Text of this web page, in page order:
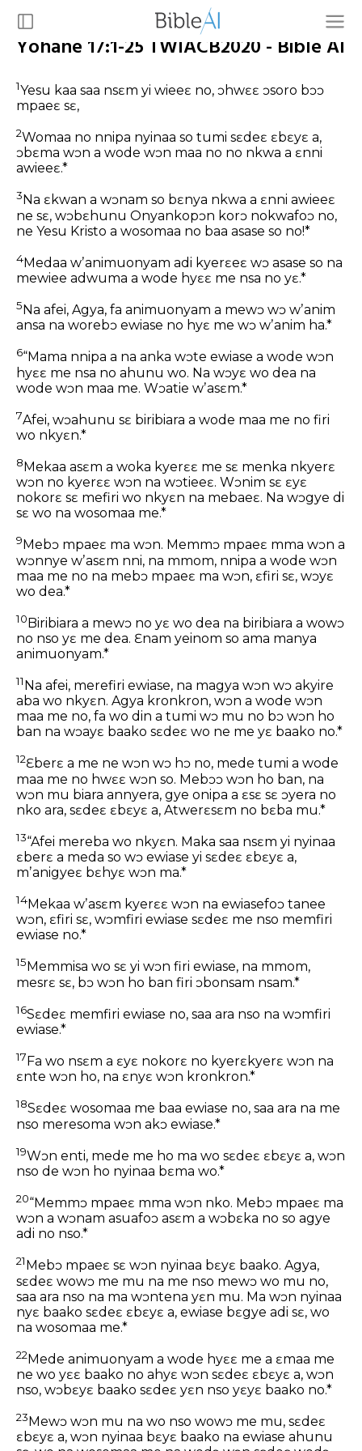
Yohane 17:1-25 TWIACB2020 - Bible AI
1Yesu kaa saa nsɛm yi wieeɛ no, ɔhwɛɛ ɔsoro bɔɔ
mpaeɛ sɛ,
2Womaa no nnipa nyinaa so tumi sɛdeɛ ɛbɛyɛ a,
ɔbɛma wɔn a wode wɔn maa no no nkwa a ɛnni
awieeɛ.*
3 Na ɛkwan a wɔnam so bɛnya nkwa a ɛnni awieeɛ
ne sɛ, wɔbɛhunu Onyankopɔn korɔ nokwafoɔ no,
ne Yesu Kristo a wosomaa no baa asase so no!*
4Medaa wʼanimuonyam adi kyerɛeɛ wɔ asase so na
mewiee adwuma a wode hyɛɛ me nsa no yɛ.*
5 Na afei, Agya, fa animuonyam a mewɔ wɔ wʼanim
ansa na worebɔ ewiase no hyɛ me wɔ wʼanim ha.*
6“Mama nnipa a na anka wɔte ewiase a wode wɔn
hyɛɛ me nsa no ahunu wo. Na wɔyɛ wo dea na
wode wɔn maa me. Wɔatie wʼasɛm.*
7Afei, wɔahunu sɛ biribiara a wode maa me no firi
wo nkyɛn.*
8 Mekaa asɛm a woka kyerɛɛ me sɛ menka nkyerɛ
wɔn no kyerɛɛ wɔn na wɔtieeɛ. Wɔnim sɛ ɛyɛ
nokorɛ sɛ mefiri wo nkyɛn na mebaeɛ. Na wɔgye di
sɛ wo na wosomaa me.*
9 Mebɔ mpaeɛ ma wɔn. Memmɔ mpaeɛ mma wɔn a
wɔnnye wʼasɛm nni, na mmom, nnipa a wode wɔn
maa me no na mebɔ mpaeɛ ma wɔn, ɛfiri sɛ, wɔyɛ
wo dea.*
10Biribiara a mewɔ no yɛ wo dea na biribiara a wowɔ
no nso yɛ me dea. Ɛnam yeinom so ama manya
animuonyam.*
11 Na afei, merefiri ewiase, na magya wɔn wɔ akyire
aba wo nkyɛn. Agya kronkron, wɔn a wode wɔn
maa me no, fa wo din a tumi wɔ mu no bɔ wɔn ho
ban na wɔayɛ baako sɛdeɛ wo ne me yɛ baako no.*
12Ɛberɛ a me ne wɔn wɔ hɔ no, mede tumi a wode
maa me no hwɛɛ wɔn so. Mebɔɔ wɔn ho ban, na
wɔn mu biara annyera, gye onipa a ɛsɛ sɛ ɔyera no
nko ara, sɛdeɛ ɛbɛyɛ a, Atwerɛsɛm no bɛba mu.*
13“Afei mereba wo nkyɛn. Maka saa nsɛm yi nyinaa
ɛberɛ a meda so wɔ ewiase yi sɛdeɛ ɛbɛyɛ a,
mʼanigyeɛ bɛhyɛ wɔn ma.*
14Mekaa wʼasɛm kyerɛɛ wɔn na ewiasefoɔ tanee
wɔn, ɛfiri sɛ, wɔmfiri ewiase sɛdeɛ me nso memfiri
ewiase no.*
15 Memmisa wo sɛ yi wɔn firi ewiase, na mmom,
mesrɛ sɛ, bɔ wɔn ho ban firi ɔbonsam nsam.*
16Sɛdeɛ memfiri ewiase no, saa ara nso na wɔmfiri
ewiase.*
17 Fa wo nsɛm a ɛyɛ nokorɛ no kyerɛkyerɛ wɔn na
ɛnte wɔn ho, na ɛnyɛ wɔn kronkron.*
18Sɛdeɛ wosomaa me baa ewiase no, saa ara na me
nso meresoma wɔn akɔ ewiase.*
19Wɔn enti, mede me ho ma wo sɛdeɛ ɛbɛyɛ a, wɔn
nso de wɔn ho nyinaa bɛma wo.*
20“Memmɔ mpaeɛ mma wɔn nko. Mebɔ mpaeɛ ma
wɔn a wɔnam asuafoɔ asɛm a wɔbɛka no so agye
adi no nso.*
21 Mebɔ mpaeɛ sɛ wɔn nyinaa bɛyɛ baako. Agya,
sɛdeɛ wowɔ me mu na me nso mewɔ wo mu no,
saa ara nso na ma wɔntena yɛn mu. Ma wɔn nyinaa
nyɛ baako sɛdeɛ ɛbɛyɛ a, ewiase bɛgye adi sɛ, wo
na wosomaa me.*
22Mede animuonyam a wode hyɛɛ me a ɛmaa me
ne wo yɛɛ baako no ahyɛ wɔn sɛdeɛ ɛbɛyɛ a, wɔn
nso, wɔbɛyɛ baako sɛdeɛ yɛn nso yɛyɛ baako no.*
23 Mewɔ wɔn mu na wo nso wowɔ me mu, sɛdeɛ
ɛbɛyɛ a, wɔn nyinaa bɛyɛ baako na ewiase ahunu